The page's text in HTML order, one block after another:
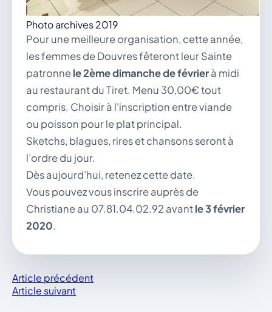
Photo archives 2019
Pour une meilleure organisation, cette année,
les femmes de Douvres fêteront leur Sainte
patronnele 2ème dimanche de févrierà midi
au restaurant du Tiret. Menu 30,00€ tout
compris. Choisir à l'inscription entre viande
ou poisson pour le plat principal.
Sketchs, blagues, rires et chansons seront à
l’ordre du jour.
Dès aujourd’hui, retenez cette date.
Vous pouvez vous inscrire auprès de
Christiane au 07.81.04.02.92 avantle 3 février
2020.
Article précédent
Article suivant